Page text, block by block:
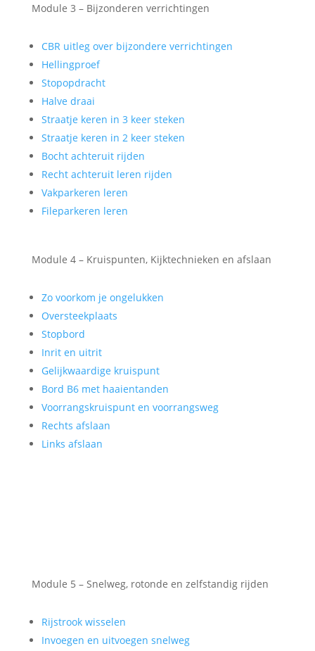
Module 3 – Bijzonderen verrichtingen
CBR uitleg over bijzondere verrichtingen
Hellingproef
Stopopdracht
Halve draai
Straatje keren in 3 keer steken
Straatje keren in 2 keer steken
Bocht achteruit rijden
Recht achteruit leren rijden
Vakparkeren leren
Fileparkeren leren
Module 4 – Kruispunten, Kijktechnieken en afslaan
Zo voorkom je ongelukken
Oversteekplaats
Stopbord
Inrit en uitrit
Gelijkwaardige kruispunt
Bord B6 met haaientanden
Voorrangskruispunt en voorrangsweg
Rechts afslaan
Links afslaan
Module 5 – Snelweg, rotonde en zelfstandig rijden
Rijstrook wisselen
Invoegen en uitvoegen snelweg